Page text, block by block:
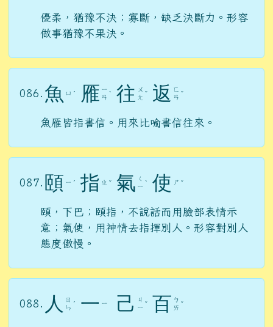
優柔，猶豫不決；寡斷，缺乏決斷力。形容
做事猶豫不果決。
086. 魚 ㄩ ˊ 雁 ㄧ
ㄢ ˋ 往 ㄨ
ㄤ ˇ 返 ㄈ
ㄢ ˇ
魚雁皆指書信。用來比喻書信往來。
087. 頤 ㄧ ˊ 指 ㄓ ˇ 氣 ㄑ
ㄧ ˋ 使 ㄕ ˇ
頤，下巴；頤指，不說話而用臉部表情示
意；氣使，用神情去指揮別人。形容對別人
態度傲慢。
088. 人
ㄖ
ㄣ ˊ 一 ㄧ 己
ㄐ
ㄧ ˇ 百 ㄅ
ㄞ ˇ